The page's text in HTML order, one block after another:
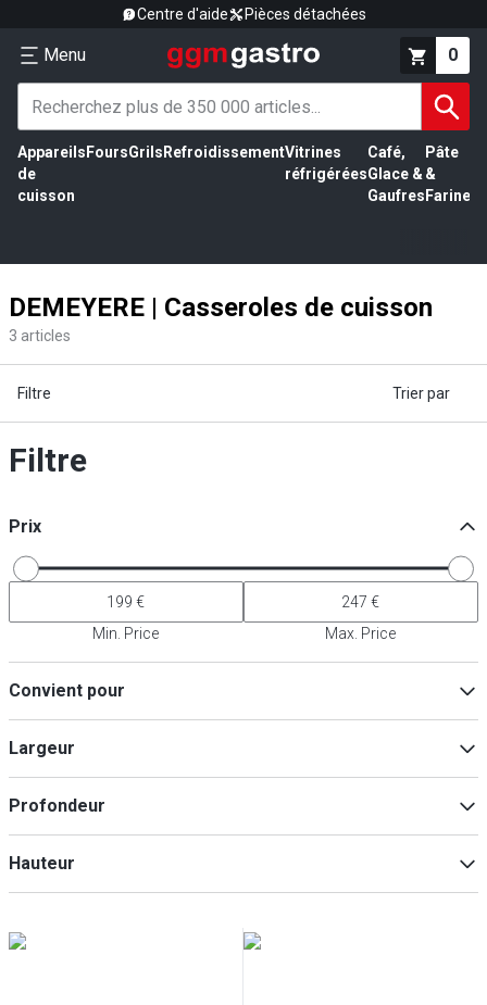
Centre d'aide Pièces détachées
Menu 0
Appareils
de
cuisson
FoursGrils RefroidissementVitrines
réfrigérées
Café,
Glace &
Gaufres
Pâte
&
Farine
DEMEYERE | Casseroles de cuisson
3 articles
Filtre Trier par
Filtre
Prix
Min. Price Max. Price
Convient pour
Grill(3
Four(3)
objets métalliques(3)
Largeur
Profondeur
Hauteur